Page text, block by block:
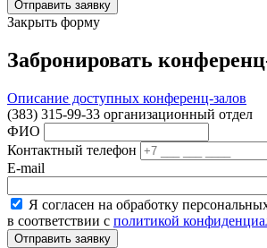
Закрыть форму
Забронировать
Описание доступных конференц-залов
(383) 315-99-33 организационный отдел
ФИО
Контактный телефон
E-mail
Я согласен на обработку
в соответствии с политикой